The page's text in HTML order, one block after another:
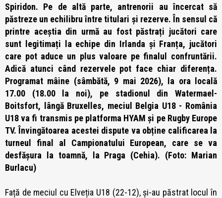
Spiridon. Pe de altă parte, antrenorii au încercat să
păstreze un echilibru între titulari și rezerve. În sensul că
printre aceștia din urmă au fost păstrați jucători care
sunt legitimați la echipe din Irlanda și Franța, jucători
care pot aduce un plus valoare pe finalul confruntării.
Adică atunci când rezervele pot face chiar diferența.
Programat mâine (sâmbătă, 9 mai 2026), la ora locală
17.00 (18.00 la noi), pe stadionul din Watermael-
Boitsfort, lângă Bruxelles, meciul Belgia U18 - România
U18 va fi transmis pe platforma HYAM și pe Rugby Europe
TV. Învingătoarea acestei dispute va obține calificarea la
turneul final al Campionatului European, care se va
desfășura la toamnă, la Praga (Cehia). (Foto: Marian
Burlacu)
Față de meciul cu Elveția U18 (22-12), și-au păstrat locul în